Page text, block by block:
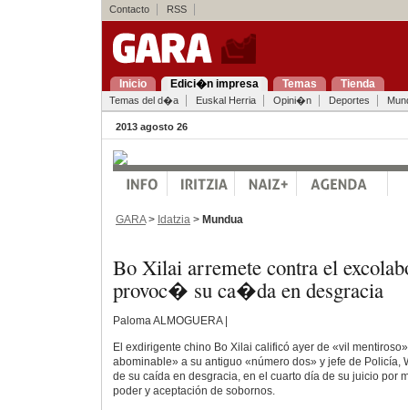
Contacto RSS
Inicio Edici�n impresa Temas Tienda
Temas del d�a Euskal Herria Opini�n Deportes
2013 agosto 26
GARA> Idatzia > Mundua
Bo Xilai arremete contra el
provoc� su ca�da en desgracia
Paloma ALMOGUERA |
El exdirigente chino Bo Xilai calificó ayer de «vil
abominable» a su antiguo «número dos» y jefe de Policía,
de su caída en desgracia, en el cuarto día de su juicio por
poder y aceptación de sobornos.